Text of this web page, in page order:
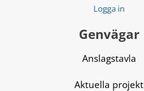
Logga in
Genvägar
Anslagstavla
Aktuella projekt